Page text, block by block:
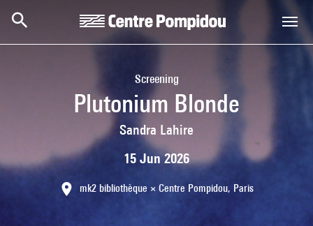
Screening
Plutonium Blonde
Sandra Lahire
15 Jun 2026
mk2 bibliothèque × Centre Pompidou, Paris